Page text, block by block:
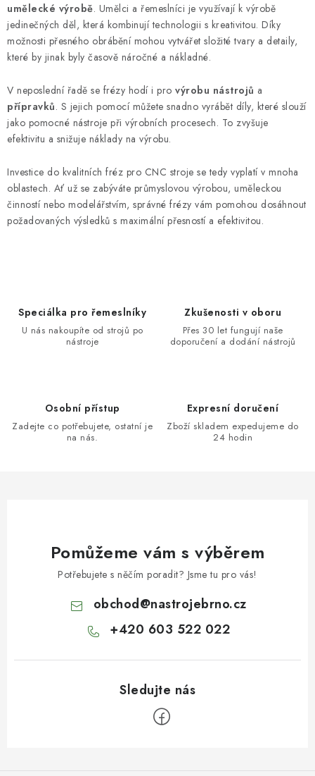
umělecké výrobě. Umělci a řemeslníci je využívají k výrobě
jedinečných děl, která kombinují technologii s kreativitou. Díky
možnosti přesného obrábění mohou vytvářet složité tvary a detaily,
které by jinak byly časově náročné a nákladné.
V neposlední řadě se frézy hodí i pro výrobu nástrojů a
přípravků. S jejich pomocí můžete snadno vyrábět díly, které slouží
jako pomocné nástroje při výrobních procesech. To zvyšuje
efektivitu a snižuje náklady na výrobu.
Investice do kvalitních fréz pro CNC stroje se tedy vyplatí v mnoha
oblastech. Ať už se zabýváte průmyslovou výrobou, uměleckou
činností nebo modelářstvím, správné frézy vám pomohou dosáhnout
požadovaných výsledků s maximální přesností a efektivitou.
Speciálka pro řemeslníky
U nás nakoupíte od strojů po
nástroje
Zkušenosti v oboru
Přes 30 let fungují naše
doporučení a dodání nástrojů
Osobní přístup
Zadejte co potřebujete, ostatní je
na nás.
Expresní doručení
Zboží skladem expedujeme do
24 hodin
Pomůžeme vám s výběrem
Potřebujete s něčím poradit? Jsme tu pro vás!
obchod@nastrojebrno.cz
+420 603 522 022